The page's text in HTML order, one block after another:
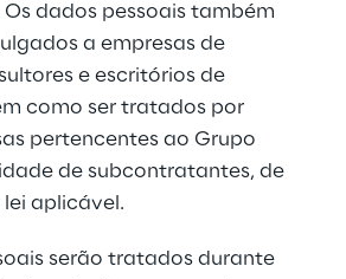
dados pessoais também
a empresas de
e escritórios de
como ser tratados por
pertencentes ao Grupo
de subcontratantes, de
aplicável.
serão tratados durante